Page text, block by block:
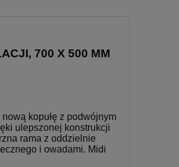
700 X 500 MM
kopułę z podwójnym
ulepszonej konstrukcji
rama z oddzielnie
i owadami. Midi